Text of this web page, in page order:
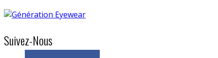
Suivez-Nous